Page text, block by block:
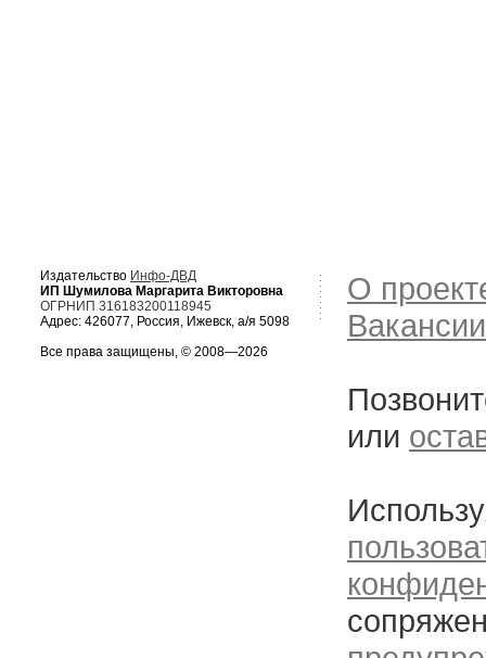
Издательство Инфо-ДВД
ИП Шумилова Маргарита Викторовна
ОГРНИП 316183200118945
Адрес: 426077, Россия, Ижевск, а/я 5098
Все права защищены, © 2008—2026
О
Вакансии
или